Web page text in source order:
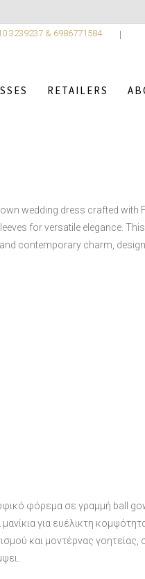
3239237 & 6986771584
RETAILERS
wedding dress crafted with
for versatile elegance.
contemporary charm,
φόρεμα σε γραμμή ball
για ευέλικτη
και μοντέρνας γοητείας,